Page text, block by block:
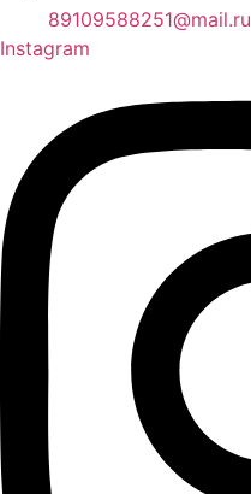
89109588251@mail.ru
Instagram